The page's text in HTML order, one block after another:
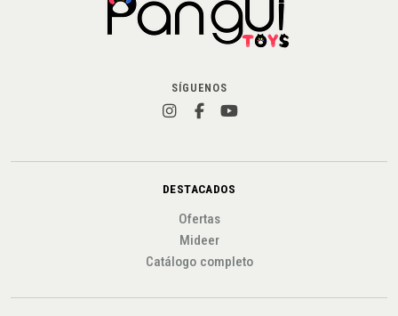
SÍGUENOS
DESTACADOS
Ofertas
Mideer
Catálogo completo